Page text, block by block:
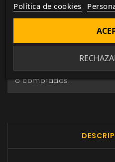
Entrega 24/48h
para envios
Biblioteca digital
o comprados.
Política de cookies